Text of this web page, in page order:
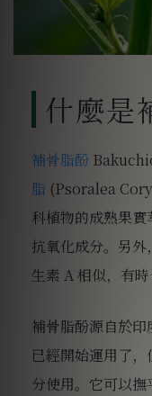
什麼是
補骨脂酚
脂 (Psoralea
科植物的成熟果
抗氧化成分。另
生素 A 相似，有
補骨脂酚源自於
已經開始運用了
分使用。它可以